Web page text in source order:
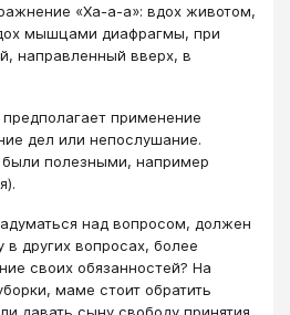
«Ха-а-а»: вдох животом,
мышцами диафрагмы, при
направленный вверх, в
применение
дел или непослушание.
полезными, например
над вопросом, должен
других вопросах, более
своих обязанностей? На
маме стоит обратить